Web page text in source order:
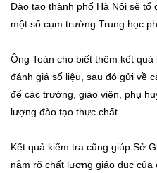
Đào tạo thành phố Hà Nội sẽ tổ
một số cụm trường Trung học
Ông Toản cho biết thêm kết
đánh giá số liệu, sau đó gửi về
để các trường, giáo viên, phụ
lượng đào tạo thực chất.
Kết quả kiểm tra cũng giúp Sở
nắm rõ chất lượng giáo dục